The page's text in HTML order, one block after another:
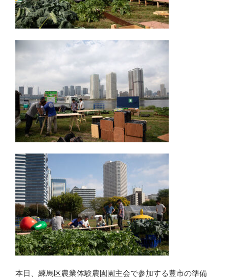
本日、練馬区農業体験農園園主会で参加する豊市の準備